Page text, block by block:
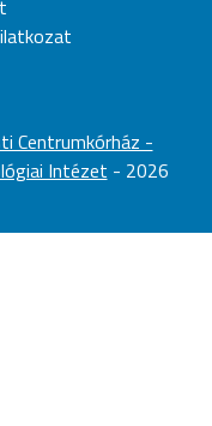
Centrumkórház -
Intézet - 2026